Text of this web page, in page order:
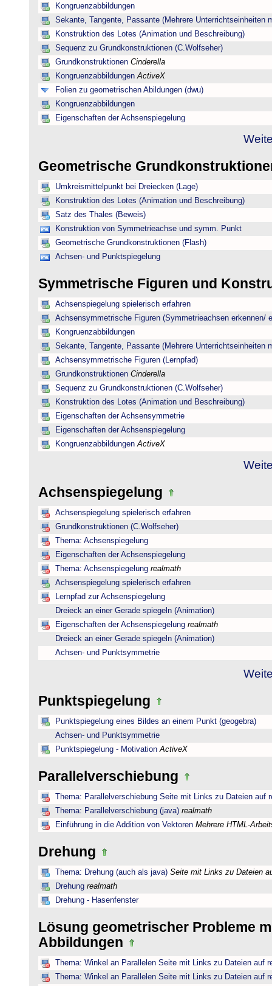
Kongruenzabbildungen
Sekante, Tangente, Passante (Mehrere Unterrichtseinheiten
Konstruktion des Lotes (Animation und Beschreibung)
Sequenz zu Grundkonstruktionen (C.Wolfseher)
Grundkonstruktionen Cinderella
Kongruenzabbildungen ActiveX
Folien zu geometrischen Abildungen (dwu)
Kongruenzabbildungen
Eigenschaften der Achsenspiegelung
Geometrische
Umkreismittelpunkt bei Dreiecken (Lage)
Konstruktion des Lotes (Animation und Beschreibung)
Satz des Thales (Beweis)
Konstruktion von Symmetrieachse und symm. Punkt
Geometrische Grundkonstruktionen (Flash)
Achsen- und Punktspiegelung
Symmetrische Figuren und
Achsenspiegelung spielerisch erfahren
Achsensymmetrische Figuren (Symmetrieachsen erkennen/
Kongruenzabbildungen
Sekante, Tangente, Passante (Mehrere Unterrichtseinheiten
Achsensymmetrische Figuren (Lernpfad)
Grundkonstruktionen Cinderella
Sequenz zu Grundkonstruktionen (C.Wolfseher)
Konstruktion des Lotes (Animation und Beschreibung)
Eigenschaften der Achsensymmetrie
Eigenschaften der Achsenspiegelung
Kongruenzabbildungen ActiveX
Achsenspiegelung
Achsenspiegelung spielerisch erfahren
Grundkonstruktionen (C.Wolfseher)
Thema: Achsenspiegelung
Eigenschaften der Achsenspiegelung
Thema: Achsenspiegelung realmath
Achsenspiegelung spielerisch erfahren
Lernpfad zur Achsenspiegelung
Dreieck an einer Gerade spiegeln (Animation)
Eigenschaften der Achsenspiegelung realmath
Dreieck an einer Gerade spiegeln (Animation)
Achsen- und Punktsymmetrie
Punktspiegelung
Punktspiegelung eines Bildes an einem Punkt (geogebra)
Achsen- und Punktsymmetrie
Punktspiegelung - Motivation ActiveX
Parallelverschiebung
Thema: Parallelverschiebung Seite mit Links zu Dateien auf
Thema: Parallelverschiebung (java) realmath
Einführung in die Addition von Vektoren Mehrere HTML-
Drehung
Thema: Drehung (auch als java) Seite mit Links zu Dateien
Drehung realmath
Drehung - Hasenfenster
Lösung geometrischer Probleme
Abbildungen
Thema: Winkel an Parallelen Seite mit Links zu Dateien auf
Thema: Winkel an Parallelen Seite mit Links zu Dateien auf